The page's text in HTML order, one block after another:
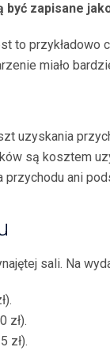
być zapisane
to przykładowo
miało
uzyskania
są kosztem
ani
sali. Na
zł).
zł).